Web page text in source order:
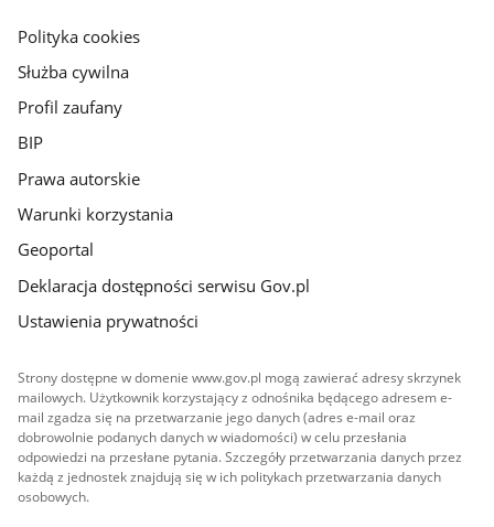
gov.pl
Polityka cookies
Służba cywilna
Profil zaufany
BIP
Prawa autorskie
Warunki korzystania
Geoportal
Deklaracja dostępności serwisu Gov.pl
Ustawienia prywatności
Strony dostępne w domenie www.gov.pl mogą zawierać adresy skrzynek
mailowych. Użytkownik korzystający z odnośnika będącego adresem e-
mail zgadza się na przetwarzanie jego danych (adres e-mail oraz
dobrowolnie podanych danych w wiadomości) w celu przesłania
odpowiedzi na przesłane pytania. Szczegóły przetwarzania danych przez
każdą z jednostek znajdują się w ich politykach przetwarzania danych
osobowych.